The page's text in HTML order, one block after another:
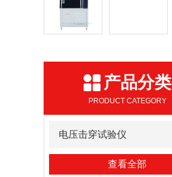
产品分类
PRODUCT CATEGORY
电压击穿试验仪
查看全部